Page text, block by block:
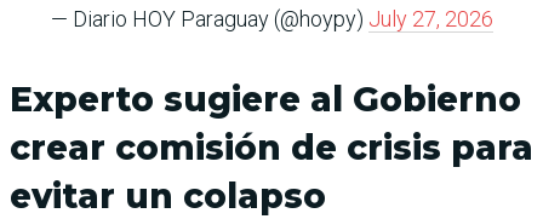
— Diario HOY Paraguay (@hoypy) July 27, 2026
Experto sugiere al Gobierno
crear comisión de crisis para
evitar un colapso